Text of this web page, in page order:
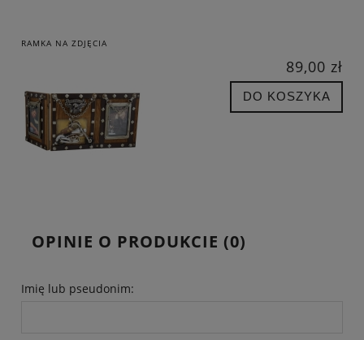
RAMKA NA ZDJĘCIA
89,00 zł
DO KOSZYKA
OPINIE O PRODUKCIE (0)
Imię lub pseudonim: